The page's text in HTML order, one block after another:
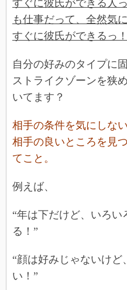
すぐに彼氏ができる人
も仕事だって、全然気
すぐに彼氏ができるっ！
自分の好みのタイプに
ストライクゾーンを狭
いてます？
相手の条件を気にしな
相手の良いところを見
てこと。
例えば、
“年は下だけど、いろ
る！”
“顔は好みじゃないけど
い！”